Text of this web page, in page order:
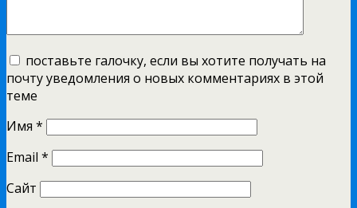
поставьте галочку, если вы хотите получать на
почту уведомления о новых комментариях в этой
теме
Имя *
Email *
Сайт